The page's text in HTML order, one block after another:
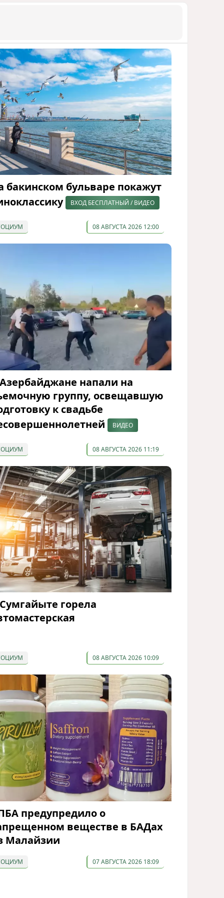
бакинском бульваре покажут
ВХОД БЕСПЛАТНЫЙ / ВИДЕО
08 АВГУСТА 2026 12:00
напали на
группу, освещавшую
к свадьбе
ВИДЕО
08 АВГУСТА 2026 11:19
горела
08 АВГУСТА 2026 10:09
предупредило о
веществе в БАДах
Малайзии
07 АВГУСТА 2026 18:09